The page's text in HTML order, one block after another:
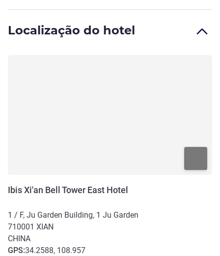
Localização do hotel
Ibis Xi'an Bell Tower East Hotel
1 / F, Ju Garden Building, 1 Ju Garden
710001 XIAN
CHINA
GPS:34.2588, 108.957